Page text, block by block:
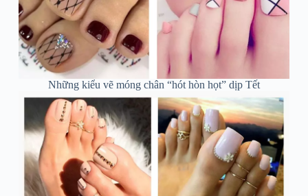
Những kiểu vẽ móng chân “hót hòn họt” dịp Tết